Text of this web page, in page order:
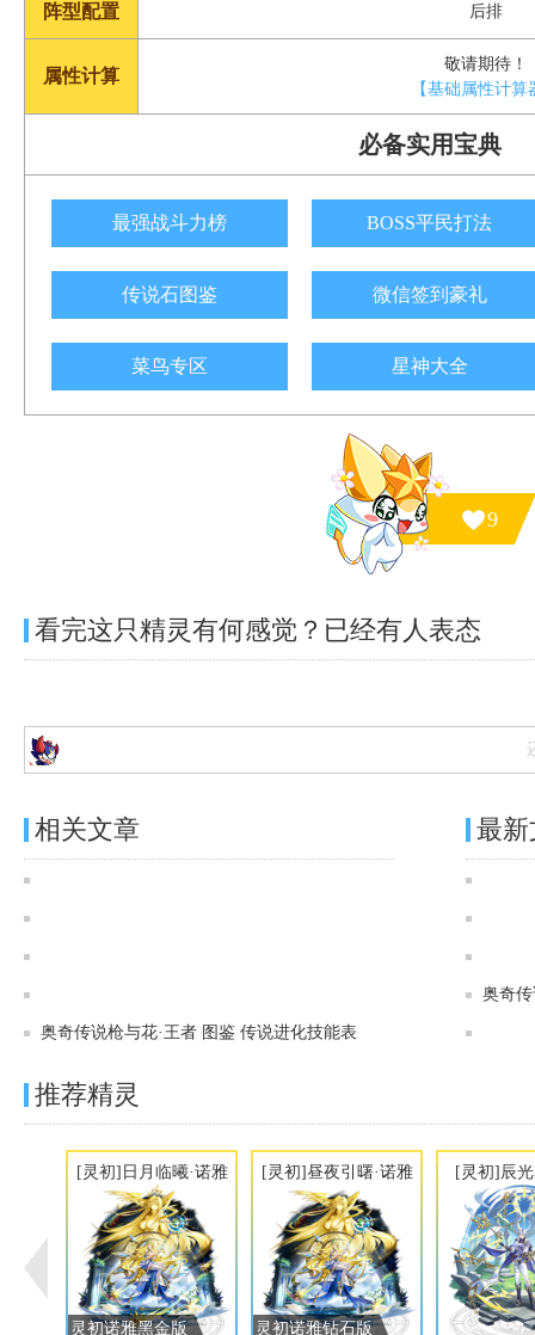
阵型配置 后排
属性计算
敬请期待！
【基础属性计算
必备实用宝典
最强战斗力榜 BOSS平民打法
传说石图鉴 微信签到豪礼
菜鸟专区 星神大全
9
看完这只精灵有何感觉？已经有人表态
相关文章
奥奇传说枪与花·王者 图鉴 传说进化技能表
最
奥奇
推荐精灵
[灵初]日月临曦·诺雅
灵初诺雅黑金版
[灵初]昼夜引曙·诺雅
灵初诺雅钻石版
[灵初]辰